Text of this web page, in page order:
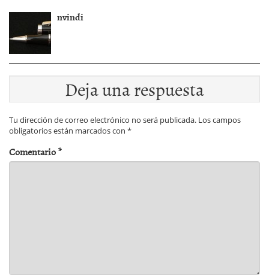
nvindi
Deja una respuesta
Tu dirección de correo electrónico no será publicada. Los campos
obligatorios están marcados con *
Comentario*